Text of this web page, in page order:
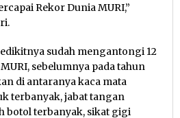
Rekor Dunia MURI,”
sudah mengantongi 12
sebelumnya pada tahun
di antaranya kaca mata
terbanyak, jabat tangan
botol terbanyak, sikat gigi